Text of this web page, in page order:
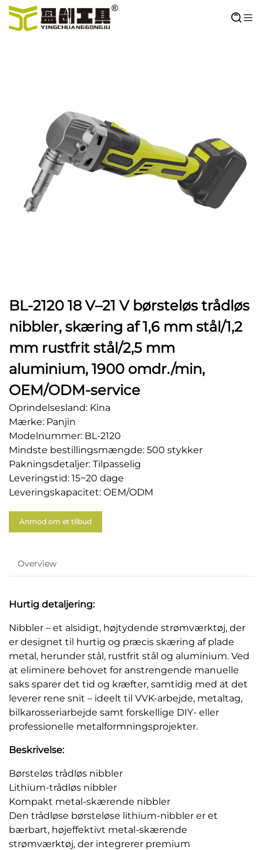
BL-2120 18 V–21 V børsteløs trådløs
nibbler, skæring af 1,6 mm stål/1,2
mm rustfrit stål/2,5 mm
aluminium, 1900 omdr./min,
OEM/ODM-service
Oprindelsesland: Kina
Mærke: Panjin
Modelnummer: BL-2120
Mindste bestillingsmængde: 500 stykker
Pakningsdetaljer: Tilpasselig
Leveringstid: 15~20 dage
Leveringskapacitet: OEM/ODM
Anmod om et tilbud
Overview
Hurtig detaljering:
Nibbler – et alsidigt, højtydende strømværktøj, der
er designet til hurtig og præcis skæring af plade
metal, herunder stål, rustfrit stål og aluminium. Ved
at eliminere behovet for anstrengende manuelle
saks sparer det tid og kræfter, samtidig med at det
leverer rene snit – ideelt til VVK-arbejde, metaltag,
bilkarosseriarbejde samt forskellige DIY- eller
professionelle metalformningsprojekter.
Beskrivelse:
Børsteløs trådløs nibbler
Lithium-trådløs nibbler
Kompakt metal-skærende nibbler
Den trådløse børsteløse lithium-nibbler er et
bærbart, højeffektivt metal-skærende
strømværktøj, der integrerer premium